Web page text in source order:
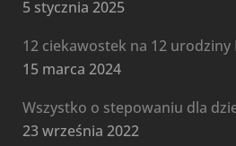
5 stycznia 2025
12 ciekawostek na 12 urodziny
15 marca 2024
Wszystko o stepowaniu dla
23 września 2022